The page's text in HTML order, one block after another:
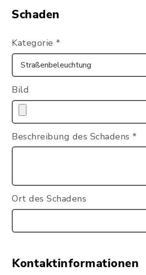
Schaden
Kategorie *
Bild
Beschreibung des Schadens *
Ort des Schadens
Kontaktinformationen